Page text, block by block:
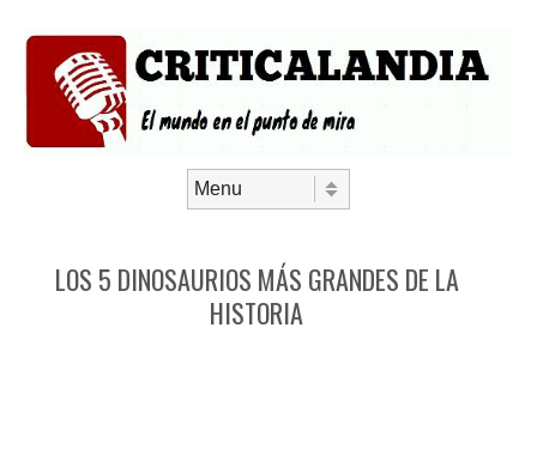
LOS 5 DINOSAURIOS MÁS GRANDES DE LA
HISTORIA